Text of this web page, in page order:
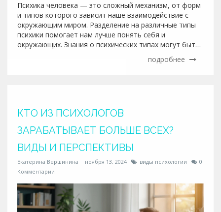
Психика человека — это сложный механизм, от форм
и типов которого зависит наше взаимодействие с
окружающим миром. Разделение на различные типы
психики помогает нам лучше понять себя и
окружающих. Знания о психических типах могут быть
полезны не только профессионалам, но и тем, кто
подробнее
КТО ИЗ ПСИХОЛОГОВ
ЗАРАБАТЫВАЕТ БОЛЬШЕ ВСЕХ?
ВИДЫ И ПЕРСПЕКТИВЫ
Екатерина Вершинина ноября 13, 2024 виды психологии
0
Комментарии